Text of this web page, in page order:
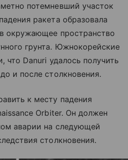
потемневший участок
ракета образовала
окружающее пространство
грунта. Южнокорейские
что Danuri удалось получить
и после столкновения.
к месту падения
Orbiter. Он должен
аварии на следующей
столкновения.